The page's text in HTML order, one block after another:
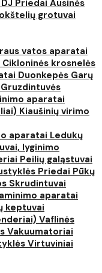
DJ Priedai Ausinės
grotuvai
vatos aparatai
krosnelės
Duonkepės Garų
Gruzdintuvės
aparatai
Kiaušinių virimo
aparatai Ledukų
lyginimo
Peilių galąstuvai
Priedai Pūkų
Skrudintuvai
aparatai
keptuvai
Vaflinės
Vakuumatoriai
Virtuviniai